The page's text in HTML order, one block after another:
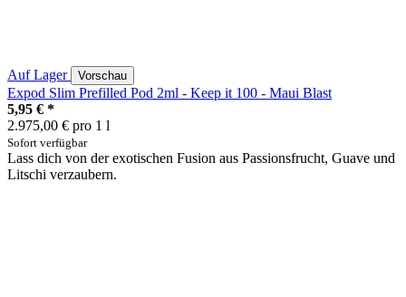
Auf Lager Vorschau
Expod Slim Prefilled Pod 2ml - Keep it 100 - Maui Blast
5,95 € *
2.975,00 € pro 1 l
Sofort verfügbar
Lass dich von der exotischen Fusion aus Passionsfrucht, Guave und
Litschi verzaubern.